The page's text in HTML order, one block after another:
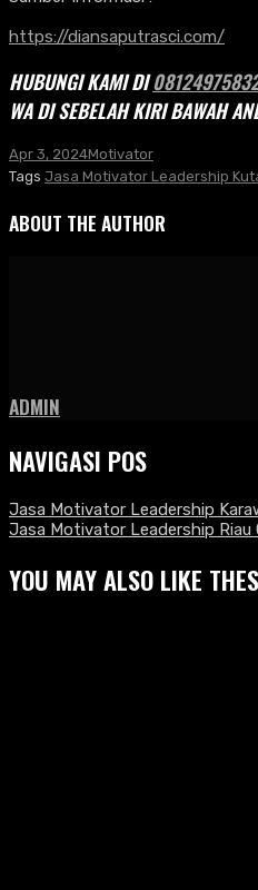
https://diansaputrasci.com/
HUBUNGI KAMI DI
WA DI SEBELAH KIRI BAWAH
Apr 3, 2024Motivator
Tags Jasa Motivator Leadership
ABOUT THE AUTHOR
ADMIN
NAVIGASI POS
Jasa Motivator Leadership
Jasa Motivator Leadership Riau
YOU MAY ALSO LIKE